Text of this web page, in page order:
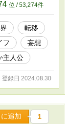
（通称クソデカ
っこの最中に
うにか逃げ込ん
蜥蜴を煽り倒す
デカ蜥蜴を煽り
、謎の音声に
これは40歳の
っさんの知恵袋
に迷宮を開発し
る。 ※大体ずっ
おかです。おっ
待しないで下さ
ってくるのは7話
位 / 53,274件
転移
フ
妄想
主人公
登録日 2024.08.30
追加 1